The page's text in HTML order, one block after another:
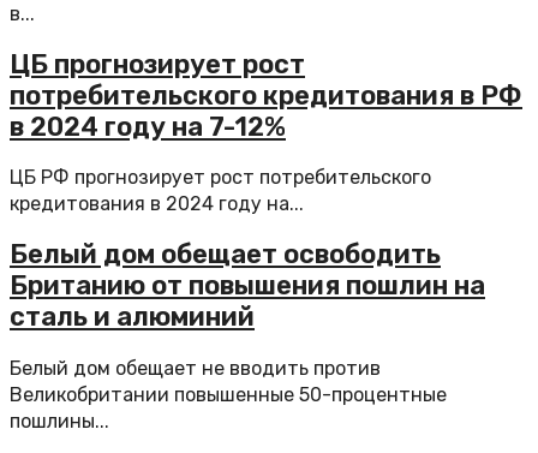
в...
ЦБ прогнозирует рост
потребительского кредитования в РФ
в 2024 году на 7-12%
ЦБ РФ прогнозирует рост потребительского
кредитования в 2024 году на...
Белый дом обещает освободить
Британию от повышения пошлин на
сталь и алюминий
Белый дом обещает не вводить против
Великобритании повышенные 50-процентные
пошлины...